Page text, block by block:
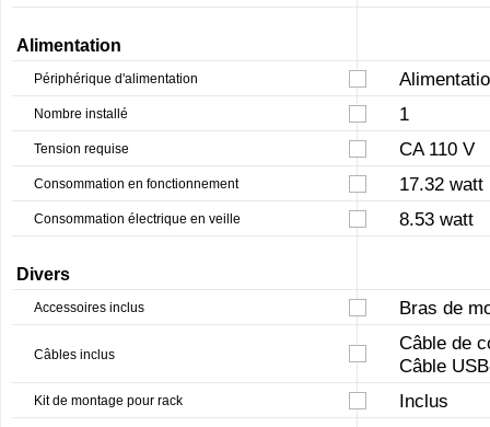
Alimentation
Périphérique d'alimentation
Nombre installé 1
Tension requise CA 110 V
Consommation en fonctionnement 17.32 watt
Consommation électrique en veille 8.53 watt
Divers
Accessoires inclus Bras de
Câbles inclus
Câble de
Câble
Kit de montage pour rack Inclus